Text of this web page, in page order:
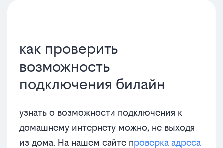
как проверить
возможность
подключения билайн
узнать о возможности подключения к
домашнему интернету можно, не выходя
из дома. На нашем сайте проверка адреса